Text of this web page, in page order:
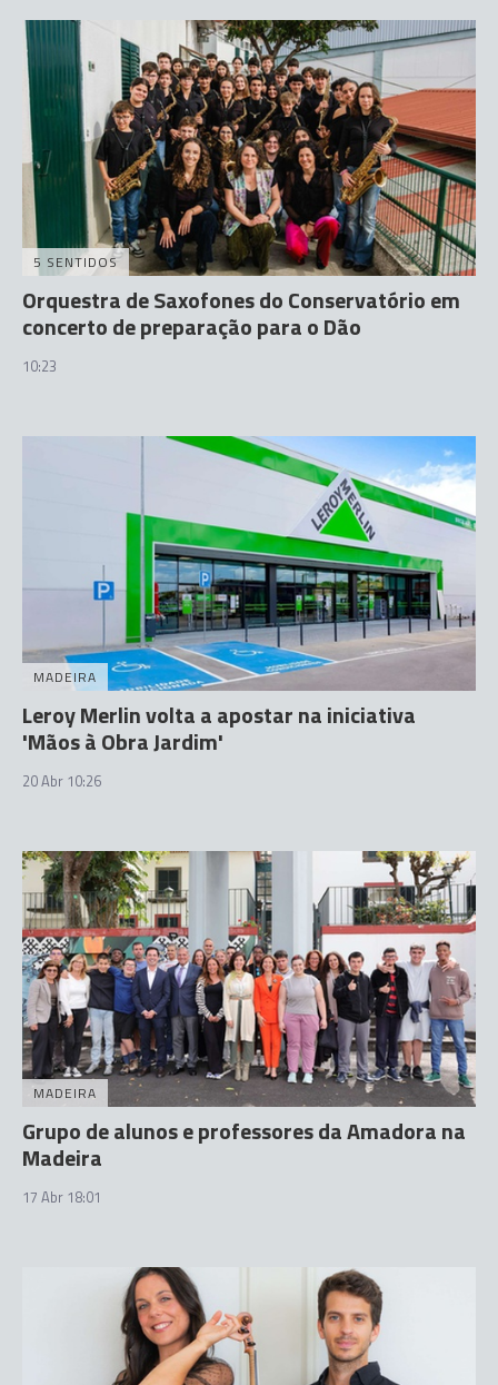
5 SENTIDOS
Orquestra de Saxofones do Conservatório em
concerto de preparação para o Dão
10:23
MADEIRA
Leroy Merlin volta a apostar na iniciativa
'Mãos à Obra Jardim'
20 Abr 10:26
MADEIRA
Grupo de alunos e professores da Amadora na
Madeira
17 Abr 18:01